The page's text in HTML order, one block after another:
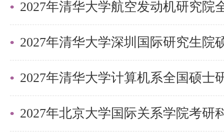
另外我复习时的作息时间可以参
（1）六月底到八月底
放假在家，每天加起来最多六个
阶段，做一点英语。
（2）八月底到十月中
2027年清华大学深圳国际研究生院
2027年北京大学国际关系学院考研